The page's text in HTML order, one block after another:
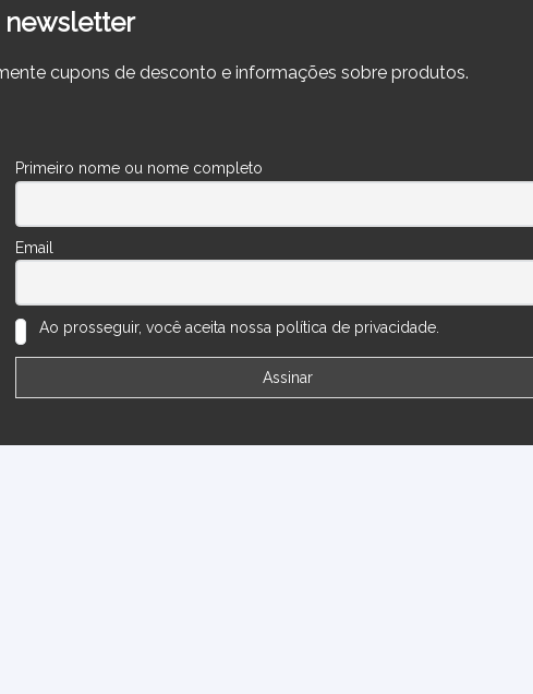
newsletter
cupons de desconto e informações sobre produtos.
Primeiro nome ou nome completo
Email
Ao prosseguir, você aceita nossa política de privacidade.